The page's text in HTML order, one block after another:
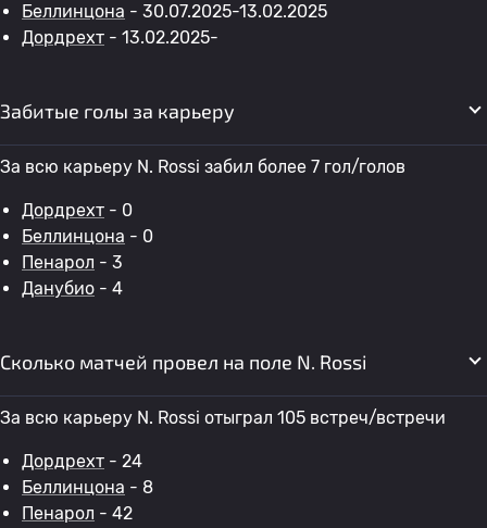
Беллинцона - 30.07.2025-13.02.2025
Дордрехт - 13.02.2025-
Забитые голы за карьеру
За всю карьеру N. Rossi забил более 7 гол/голов
Дордрехт - 0
Беллинцона - 0
Пенарол - 3
Данубио - 4
Сколько матчей провел на поле N. Rossi
За всю карьеру N. Rossi отыграл 105 встреч/встречи
Дордрехт - 24
Беллинцона - 8
Пенарол - 42